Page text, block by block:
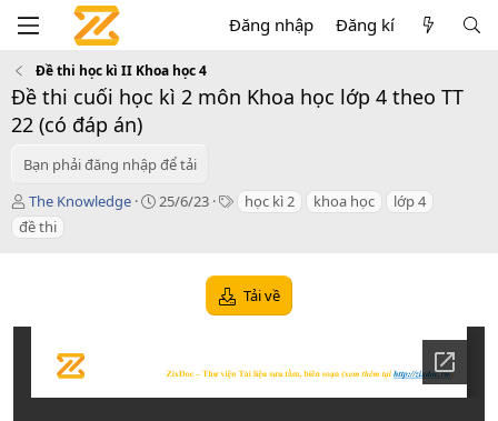
Đăng nhập Đăng kí
Đề thi học kì II Khoa học 4
Đề thi cuối học kì 2 môn Khoa học lớp 4 theo TT
22 (có đáp án)
Bạn phải đăng nhập để tải
T
á
c
The Knowledge
C
t
25/6/23
T học kì 2 khoa học
lớp 4
đề thi
Tải về